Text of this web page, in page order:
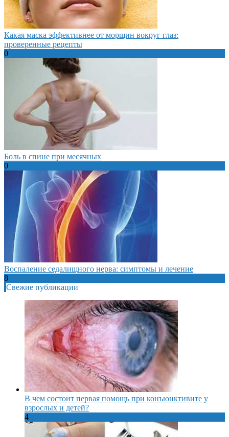
Какая маска эффективнее от морщин вокруг глаз:
проверенные рецепты
0
Боль в спине при месячных
0
Воспаление седалищного нерва: симптомы и лечение
8
Свежие публикации
В чем состоит первая помощь при конъюнктивите у
взрослых и детей?
4